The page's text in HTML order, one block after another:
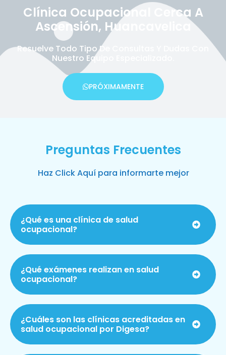
Clínica Ocupacional Cerca A
Ascensión, Huancavelica
Resuelve Todo Tipo De Consultas Y Dudas Con
Nuestro Equipo Especializado.
PRÓXIMAMENTE
Preguntas Frecuentes
Haz Click Aquí para informarte mejor
¿Qué es una clínica de salud
ocupacional?
¿Qué exámenes realizan en salud
ocupacional?
¿Cuáles son las clínicas acreditadas en
salud ocupacional por Digesa?